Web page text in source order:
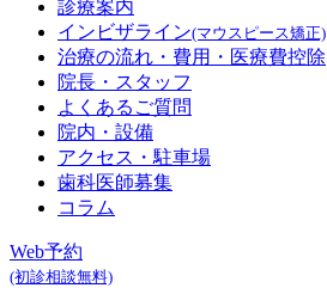
診療案内
インビザライン(マウスピース矯正)
治療の流れ・費用 ・医療費控除
院長・スタッフ
よくあるご質問
院内・設備
アクセス ・駐車場
歯科医師募集
コラム
Web予約
(初診相談無料)